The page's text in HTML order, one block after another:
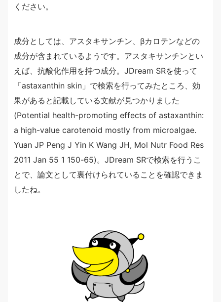
ください。
成分としては、アスタキサンチン、βカロテンなどの
成分が含まれているようです。アスタキサンチンとい
えば、抗酸化作用を持つ成分。JDream SRを使って
「astaxanthin skin」で検索を行ってみたところ、効
果があると記載している文献が見つかりました
(Potential health-promoting effects of astaxanthin:
a high-value carotenoid mostly from microalgae.
Yuan JP Peng J Yin K Wang JH, Mol Nutr Food Res
2011 Jan 55 1 150-65)。JDream SRで検索を行うこ
とで、論文として裏付けられていることを確認できま
したね。